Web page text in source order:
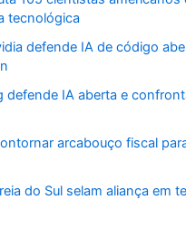
tecnológica
defende IA de código
defende IA aberta e
arcabouço fiscal
do Sul selam aliança em